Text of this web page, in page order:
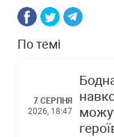
По темі
7 СЕРПНЯ
2026, 18:47